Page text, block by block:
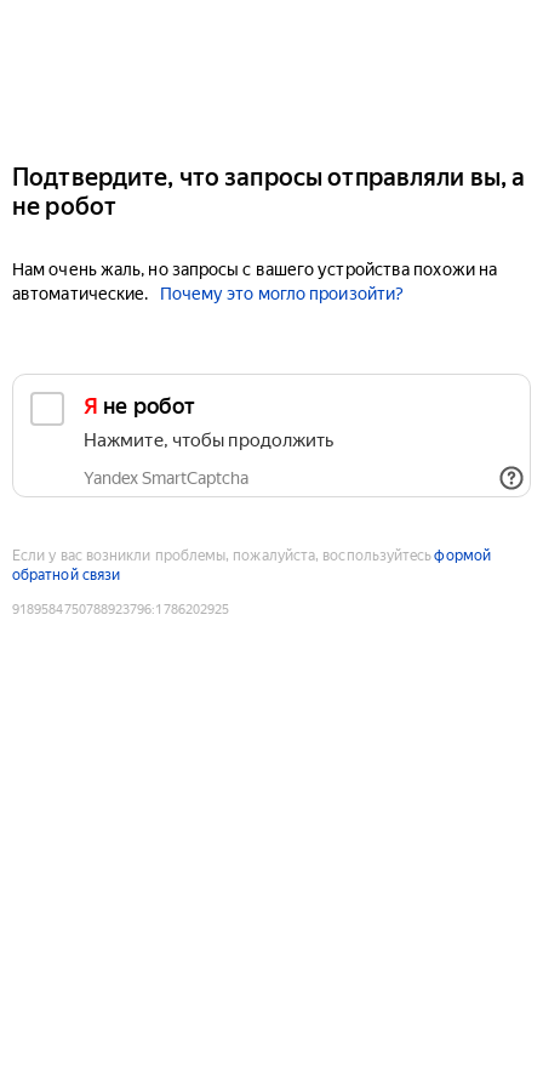
Подтвердите, что запросы отправляли вы, а
не робот
Нам очень жаль, но запросы с вашего устройства похожи на
автоматические.
Почему это могло произойти?
Я не робот
Нажмите, чтобы продолжить
Yandex SmartCaptcha
Если у вас возникли проблемы, пожалуйста, воспользуйтесьформой
обратной связи
9189584750788923796:1786202925